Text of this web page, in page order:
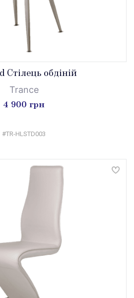
Стілець обдіній
Trance
4 900 грн
#TR-HLSTD003